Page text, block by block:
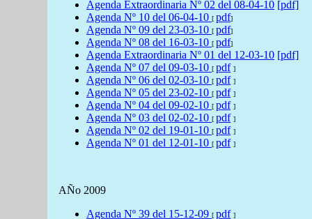
Agenda Extraordinaria Nº 02 del 08-04-10 [pdf]
Agenda Nº 10 del 06-04-10 [ pdf]
Agenda Nº 09 del 23-03-10 [ pdf]
Agenda Nº 08 del 16-03-10 [ pdf]
Agenda Extraordinaria Nº 01 del 12-03-10 [pdf]
Agenda Nº 07 del 09-03-10 [ pdf ]
Agenda Nº 06 del 02-03-10 [ pdf ]
Agenda Nº 05 del 23-02-10 [ pdf ]
Agenda Nº 04 del 09-02-10 [ pdf ]
Agenda Nº 03 del 02-02-10 [ pdf ]
Agenda Nº 02 del 19-01-10 [ pdf ]
Agenda Nº 01 del 12-01-10 [ pdf ]
AÑo 2009
Agenda Nº 39 del 15-12-09 [ pdf ]